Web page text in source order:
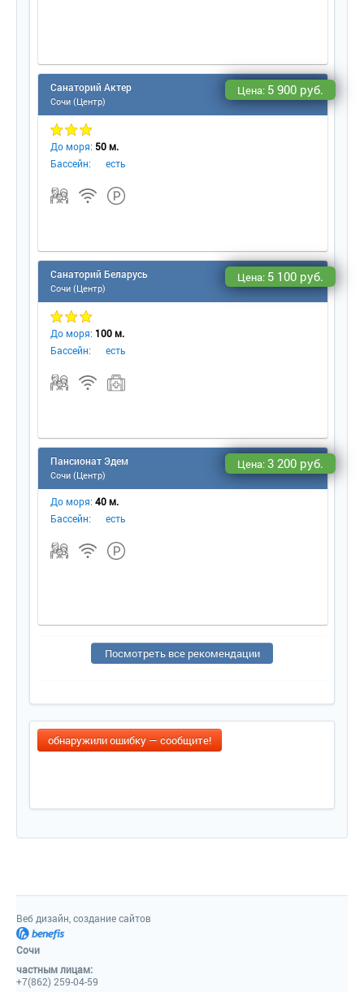
Санаторий Актер
Сочи (Центр)
Цена: 5 900 руб.
До моря: 50 м.
Бассейн:
есть
Санаторий Беларусь
Сочи (Центр)
Цена: 5 100 руб.
До моря: 100 м.
Бассейн:
есть
Пансионат Эдем
Сочи (Центр)
Цена:3 200 руб.
До моря: 40 м.
Бассейн:
есть
Посмотреть все рекомендации
обнаружили ошибку — сообщите!
Веб дизайн, создание сайтов
Сочи
частным лицам:
+7(862) 259-04-59